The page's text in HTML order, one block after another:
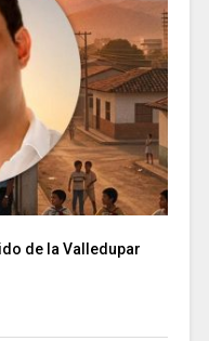
de la Valledupar